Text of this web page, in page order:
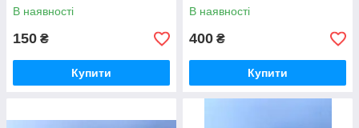
В наявності
150 ₴
Купити
В наявності
400 ₴
Купити